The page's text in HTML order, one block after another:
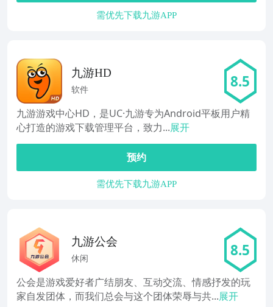
需优先下载九游APP
九游HD
软件 8.5
九游游戏中心HD，是UC·九游专为Android平板用户精
心打造的游戏下载管理平台，致力...展开
预约
需优先下载九游APP
九游公会
休闲 8.5
公会是游戏爱好者广结朋友、互动交流、情感抒发的玩
家自发团体，而我们总会与这个团体荣辱与共...展开